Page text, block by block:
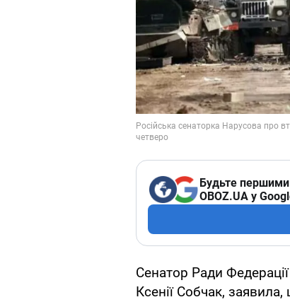
Будьте першими
OBOZ.UA у
Сенатор Ради
Ксенії Собчак, заявила,